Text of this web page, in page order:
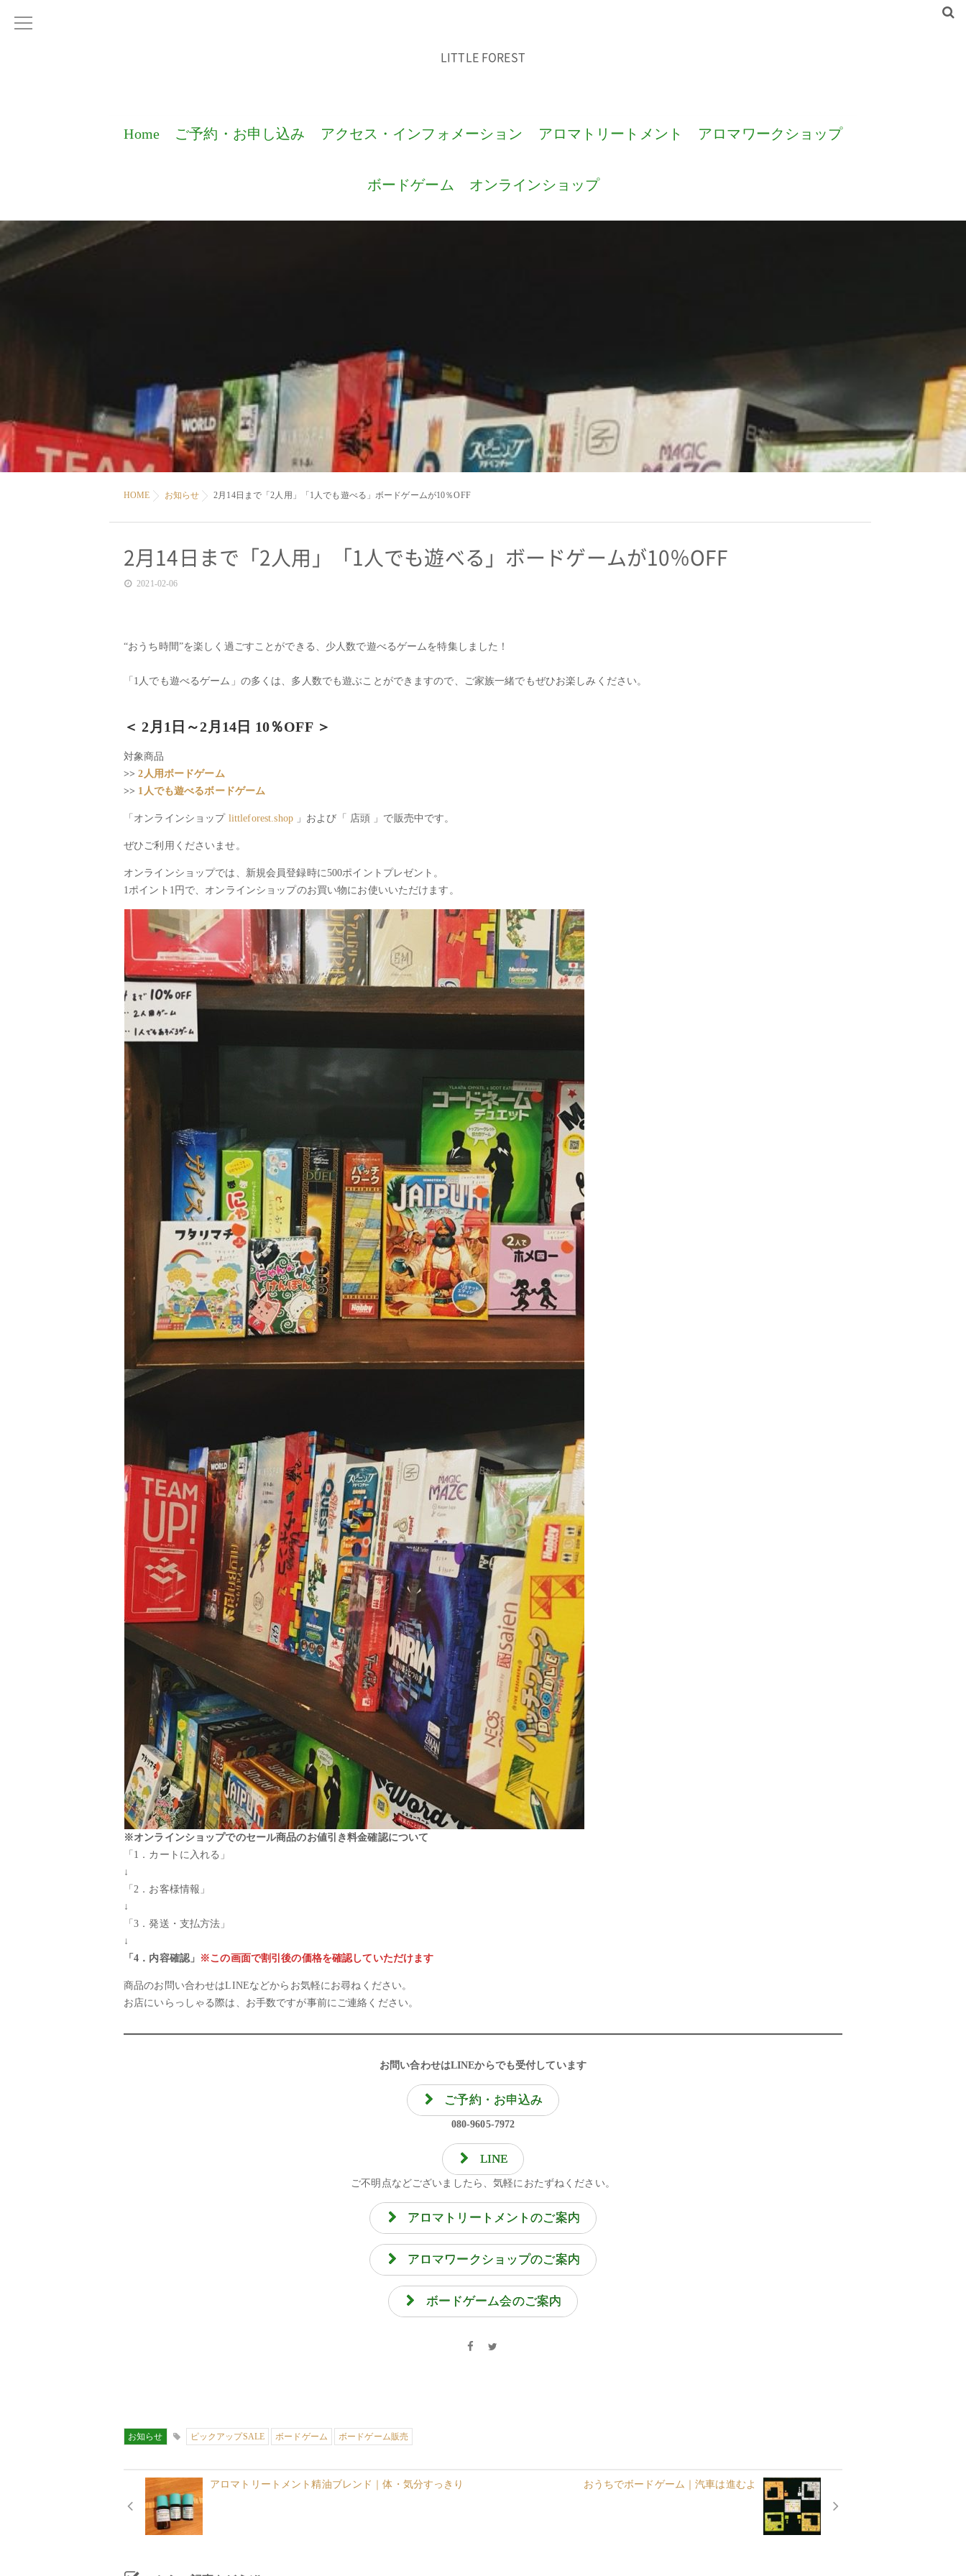
LITTLE FOREST
Home ご予約・お申し込み アクセス・インフォメーション アロマトリートメント アロマワークショップ
ボードゲーム オンラインショップ
HOME お知らせ 2月14日まで「2人用」「1人でも遊べる」ボードゲームが10％OFF
2月14日まで「2人用」「1人でも遊べる」ボードゲームが10％OFF
2021-02-06
“おうち時間”を楽しく過ごすことができる、少人数で遊べるゲームを特集しました！
「1人でも遊べるゲーム」の多くは、多人数でも遊ぶことができますので、ご家族一緒でもぜひお楽しみください。
＜ 2月1日～2月14日 10％OFF＞
対象商品
>> 2人用ボードゲーム
>> 1人でも遊べるボードゲーム
「オンラインショップ littleforest.shop」および「 店頭 」で販売中です。
ぜひご利用くださいませ。
オンラインショップでは、新規会員登録時に500ポイントプレゼント。
1ポイント1円で、オンラインショップのお買い物にお使いいただけます。
※オンラインショップでのセール商品のお値引き料金確認について
「1．カートに入れる」
↓
「2．お客様情報」
↓
「3．発送・支払方法」
↓
「4．内容確認」 ※この画面で割引後の価格を確認していただけます
商品のお問い合わせはLINEなどからお気軽にお尋ねください。
お店にいらっしゃる際は、お手数ですが事前にご連絡ください。
お問い合わせはLINEからでも受付しています
ご予約・お申込み
080-9605-7972
LINE
ご不明点などございましたら、気軽におたずねください。
アロマトリートメントのご案内
アロマワークショップのご案内
ボードゲーム会のご案内
お知らせ ピックアップSALE ボードゲーム ボードゲーム販売
アロマトリートメント精油ブレンド｜体・気分すっきり おうちでボードゲーム｜汽車は進むよ